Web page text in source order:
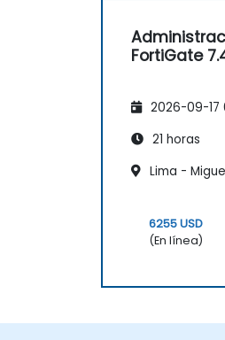
FortiGate
2026-09-17
21 horas
Lima -
6255 USD
(En línea)